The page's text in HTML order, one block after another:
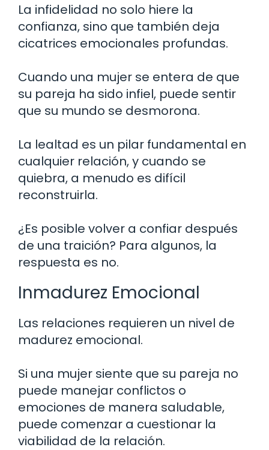
La infidelidad no solo hiere la
confianza, sino que también deja
cicatrices emocionales profundas.
Cuando una mujer se entera de que
su pareja ha sido infiel, puede sentir
que su mundo se desmorona.
La lealtad es un pilar fundamental en
cualquier relación, y cuando se
quiebra, a menudo es difícil
reconstruirla.
¿Es posible volver a confiar después
de una traición? Para algunos, la
respuesta es no.
Inmadurez Emocional
Las relaciones requieren un nivel de
madurez emocional.
Si una mujer siente que su pareja no
puede manejar conflictos o
emociones de manera saludable,
puede comenzar a cuestionar la
viabilidad de la relación.